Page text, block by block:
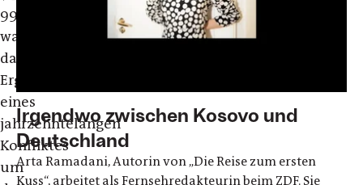
99)
war
das
Ergebnis
eines
jahrzehntelangen
Konfliktes
um
Irgendwo zwischen Kosovo und
Deutschland
Arta Ramadani, Autorin von „Die Reise zum ersten
Kuss“, arbeitet als Fernsehredakteurin beim ZDF. Sie